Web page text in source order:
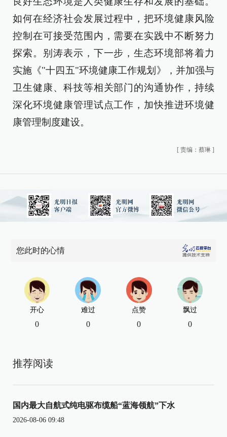
如何在经济社会发展过程中，把环境健康风险
控制在可接受范围内，需要在实践中不断努力
探索。别涛表示，下一步，生态环境部将着力
实施《"十四五"环境健康工作规划》，并加强与
卫生健康、科技等相关部门的沟通协作，持续
深化环境健康管理试点工作，加快推进环境健
康管理制度建设。
[ 责编：蔡琳 ]
您此时的心情
开心
0
难过
0
点赞
0
飘过
0
推荐阅读
国内最大自航式纯电驱布缆船“蓝海领航”下水
2026-08-06 09:48